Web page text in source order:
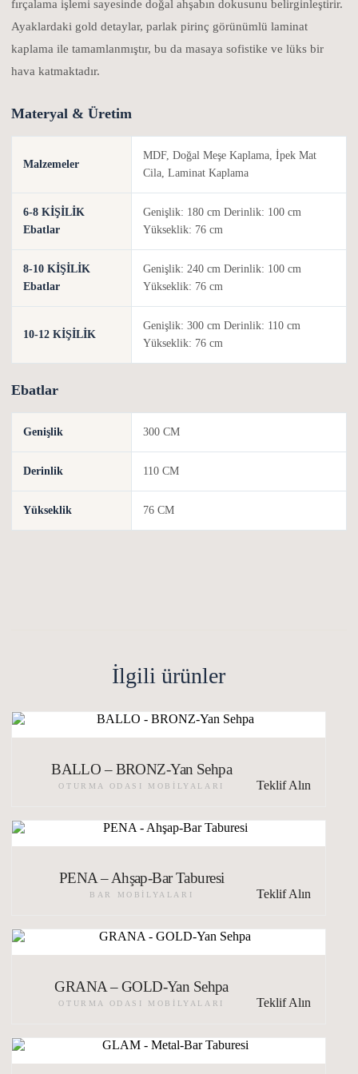
fırçalama işlemi sayesinde doğal ahşabın dokusunu belirginleştirir.
Ayaklardaki gold detaylar, parlak pirinç görünümlü laminat
kaplama ile tamamlanmıştır, bu da masaya sofistike ve lüks bir
hava katmaktadır.
Materyal & Üretim
Malzemeler
MDF, Doğal Meşe Kaplama, İpek Mat
Cila, Laminat Kaplama
6-8 KİŞİLİK
Ebatlar
Genişlik: 180 cm Derinlik: 100 cm
Yükseklik: 76 cm
8-10 KİŞİLİK
Ebatlar
Genişlik: 240 cm Derinlik: 100 cm
Yükseklik: 76 cm
10-12 KİŞİLİK
Genişlik: 300 cm Derinlik: 110 cm
Yükseklik: 76 cm
Ebatlar
Genişlik 300 CM
Derinlik 110 CM
Yükseklik 76 CM
İlgili ürünler
BALLO – BRONZ-Yan Sehpa
OTURMA ODASI MOBILYALARI Teklif Alın
PENA – Ahşap-Bar Taburesi
BAR MOBILYALARI Teklif Alın
GRANA – GOLD-Yan Sehpa
OTURMA ODASI MOBILYALARI Teklif Alın